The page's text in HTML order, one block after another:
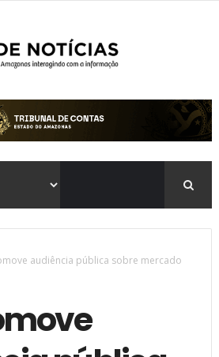
audiência pública sobre mercado